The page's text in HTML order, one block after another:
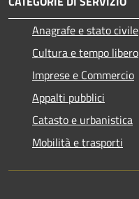
Anagrafe e stato civile
Cultura e tempo libero
Imprese e Commercio
Appalti pubblici
Catasto e urbanistica
Mobilità e trasporti